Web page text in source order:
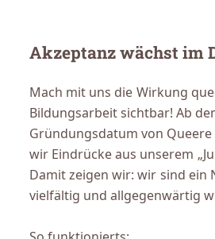
Akzeptanz wächst im
Mach mit uns die Wirkung
Bildungsarbeit sichtbar! Ab
Gründungsdatum von Queere
wir Eindrücke aus unserem
Damit zeigen wir: wir sind ein
vielfältig und allgegenwärtig